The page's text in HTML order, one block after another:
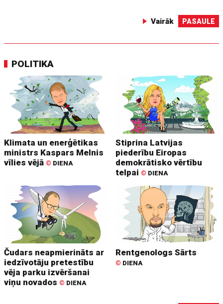
Vairāk PASAULE
POLITIKA
Klimata un enerģētikas
ministrs Kaspars Melnis
vīlies vējā © DIENA
Stiprina Latvijas
piederību Eiropas
demokrātisko vērtību
telpai © DIENA
Čudars neapmierināts ar
iedzīvotāju pretestību
vēja parku izvēršanai
viņu novados © DIENA
Rentgenologs Sārts
© DIENA